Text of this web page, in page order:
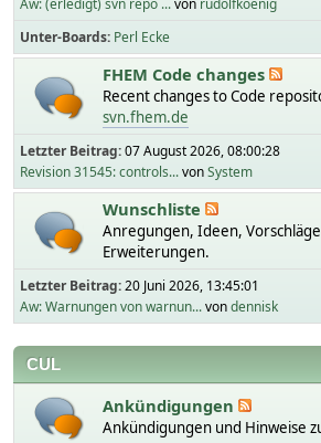
Aw: (erledigt) svn repo ...von rudolfkoenig
Unter-Boards Perl Ecke
FHEM Code changes
Recent changes to Code
svn.fhem.de
Letzter Beitrag:07 August 2026, 08:00:28
Revision 31545: controls...vonSystem
Wunschliste
Anregungen, Ideen,
Erweiterungen.
Letzter Beitrag:20 Juni 2026, 13:45:01
Aw: Warnungen von warnun...vondennisk
CUL
Ankündigungen
Ankündigungen und Hinweise